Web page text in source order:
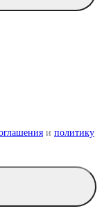
и политику